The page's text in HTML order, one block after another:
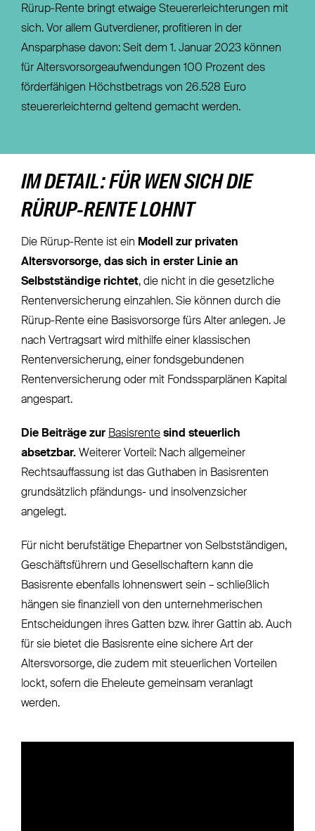
Rürup-Rente bringt etwaige Steuererleichterungen mit
sich. Vor allem Gutverdiener, profitieren in der
Ansparphase davon: Seit dem 1. Januar 2023 können
für Altersvorsorgeaufwendungen 100 Prozent des
förderfähigen Höchstbetrags von 26.528 Euro
steuererleichternd geltend gemacht werden.
IM DETAIL: FÜR WEN SICH DIE
RÜRUP-RENTE LOHNT
Die Rürup-Rente ist ein Modell zur privaten
Altersvorsorge, das sich in erster Linie an
Selbstständige richtet, die nicht in die gesetzliche
Rentenversicherung einzahlen. Sie können durch die
Rürup-Rente eine Basisvorsorge fürs Alter anlegen. Je
nach Vertragsart wird mithilfe einer klassischen
Rentenversicherung, einer fondsgebundenen
Rentenversicherung oder mit Fondssparplänen Kapital
angespart.
Die Beiträge zur Basisrentesind steuerlich
absetzbar.Weiterer Vorteil: Nach allgemeiner
Rechtsauffassung ist das Guthaben in Basisrenten
grundsätzlich pfändungs- und insolvenzsicher
angelegt.
Für nicht berufstätige Ehepartner von Selbstständigen,
Geschäftsführern und Gesellschaftern kann die
Basisrente ebenfalls lohnenswert sein – schließlich
hängen sie finanziell von den unternehmerischen
Entscheidungen ihres Gatten bzw. ihrer Gattin ab. Auch
für sie bietet die Basisrente eine sichere Art der
Altersvorsorge, die zudem mit steuerlichen Vorteilen
lockt, sofern die Eheleute gemeinsam veranlagt
werden.